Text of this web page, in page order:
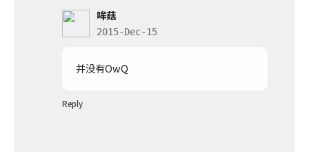
哞菇
2015-Dec-15
并没有OwQ
Reply